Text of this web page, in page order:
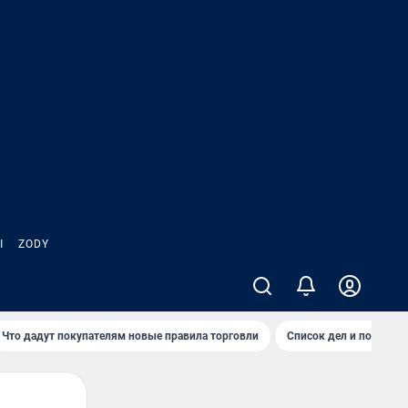
ZODY
Что дадут покупателям новые правила торговли Список дел и покупок